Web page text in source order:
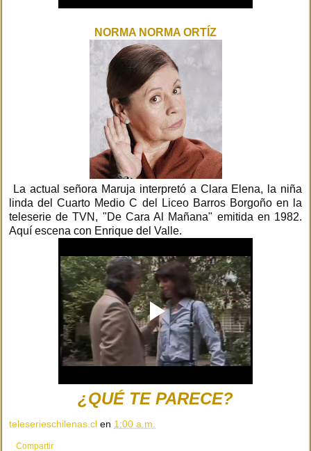
NORMA NORMA ORTÍZ
La actual señora Maruja interpretó a Clara Elena, la niña
linda del Cuarto Medio C del Liceo Barros Borgoño en la
teleserie de TVN, "De Cara Al Mañana" emitida en 1982.
Aquí escena con Enrique del Valle.
¿QUÉ TE PARECE?
teleserieschilenas.cl en 1:00 a.m.
Compartir